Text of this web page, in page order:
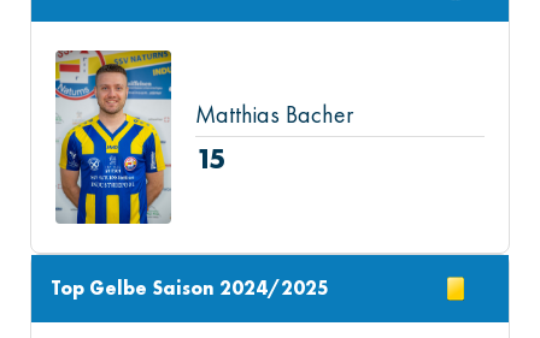
Matthias Bacher
15
Top Gelbe Saison 2024/2025